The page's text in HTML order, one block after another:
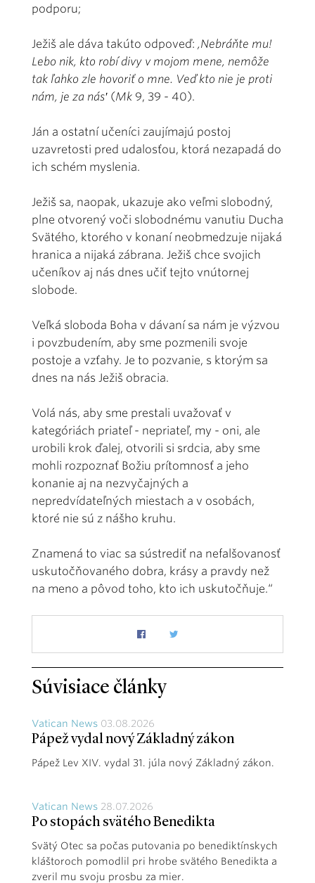
podporu;
Ježiš ale dáva takúto odpoveď: ,Nebráňte mu!
Lebo nik, kto robí divy v mojom mene, nemôže
tak ľahko zle hovoriť o mne. Veď kto nie je proti
nám, je za nás′ (Mk 9, 39 - 40).
Ján a ostatní učeníci zaujímajú postoj
uzavretosti pred udalosťou, ktorá nezapadá do
ich schém myslenia.
Ježiš sa, naopak, ukazuje ako veľmi slobodný,
plne otvorený voči slobodnému vanutiu Ducha
Svätého, ktorého v konaní neobmedzuje nijaká
hranica a nijaká zábrana. Ježiš chce svojich
učeníkov aj nás dnes učiť tejto vnútornej
slobode.
Veľká sloboda Boha v dávaní sa nám je výzvou
i povzbudením, aby sme pozmenili svoje
postoje a vzťahy. Je to pozvanie, s ktorým sa
dnes na nás Ježiš obracia.
Volá nás, aby sme prestali uvažovať v
kategóriách priateľ - nepriateľ, my - oni, ale
urobili krok ďalej, otvorili si srdcia, aby sme
mohli rozpoznať Božiu prítomnosť a jeho
konanie aj na nezvyčajných a
nepredvídateľných miestach a v osobách,
ktoré nie sú z nášho kruhu.
Znamená to viac sa sústrediť na nefalšovanosť
uskutočňovaného dobra, krásy a pravdy než
na meno a pôvod toho, kto ich uskutočňuje.“
Súvisiace články
Vatican News 03.08.2026
Pápež vydal nový Základný zákon
Pápež Lev XIV. vydal 31. júla nový Základný zákon.
Vatican News 28.07.2026
Po stopách svätého Benedikta
Svätý Otec sa počas putovania po benediktínskych
kláštoroch pomodlil pri hrobe svätého Benedikta a
zveril mu svoju prosbu za mier.